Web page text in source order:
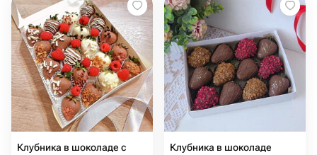
Клубника в шоколаде с
Клубника в шоколаде